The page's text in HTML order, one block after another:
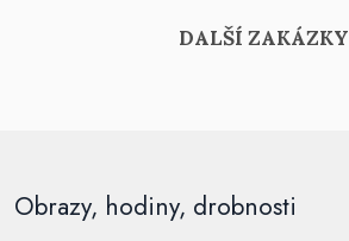
DALŠÍ ZAKÁZKY
Obrazy, hodiny, drobnosti